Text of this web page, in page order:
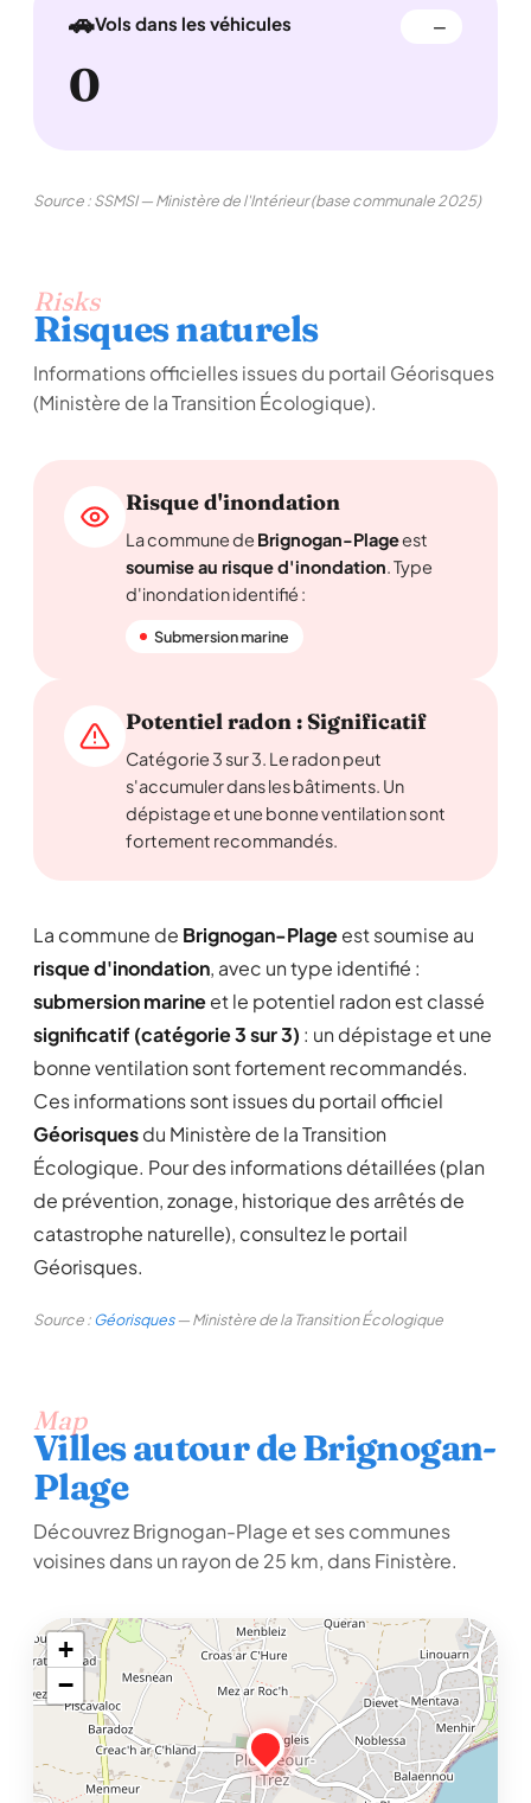
🚗Vols dans les véhicules —
0
Source : SSMSI — Ministère de l'Intérieur (base communale 2025)
Risks
Risques naturels
Informations officielles issues du portail Géorisques
(Ministère de la Transition Écologique).
Risque d'inondation
La commune de Brignogan-Plageest
soumise au risque d'inondation. Type
d'inondation identifié :
Submersion marine
Potentiel radon : Significatif
Catégorie 3 sur 3. Le radon peut
s'accumuler dans les bâtiments. Un
dépistage et une bonne ventilation sont
fortement recommandés.
La commune de Brignogan-Plageest soumise au
risque d'inondation, avec un type identifié :
submersion marineet le potentiel radon est classé
significatif (catégorie 3 sur 3) : un dépistage et une
bonne ventilation sont fortement recommandés.
Ces informations sont issues du portail officiel
Géorisquesdu Ministère de la Transition
Écologique. Pour des informations détaillées (plan
de prévention, zonage, historique des arrêtés de
catastrophe naturelle), consultez le portail
Géorisques.
Source :Géorisques— Ministère de la Transition Écologique
Map
Villes autour de Brignogan-
Plage
Découvrez Brignogan-Plage et ses communes
voisines dans un rayon de 25 km, dans Finistère.
+
−